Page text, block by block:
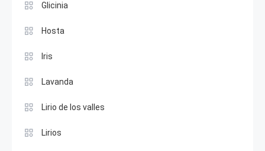
Glicinia
Hosta
Iris
Lavanda
Lirio de los valles
Lirios